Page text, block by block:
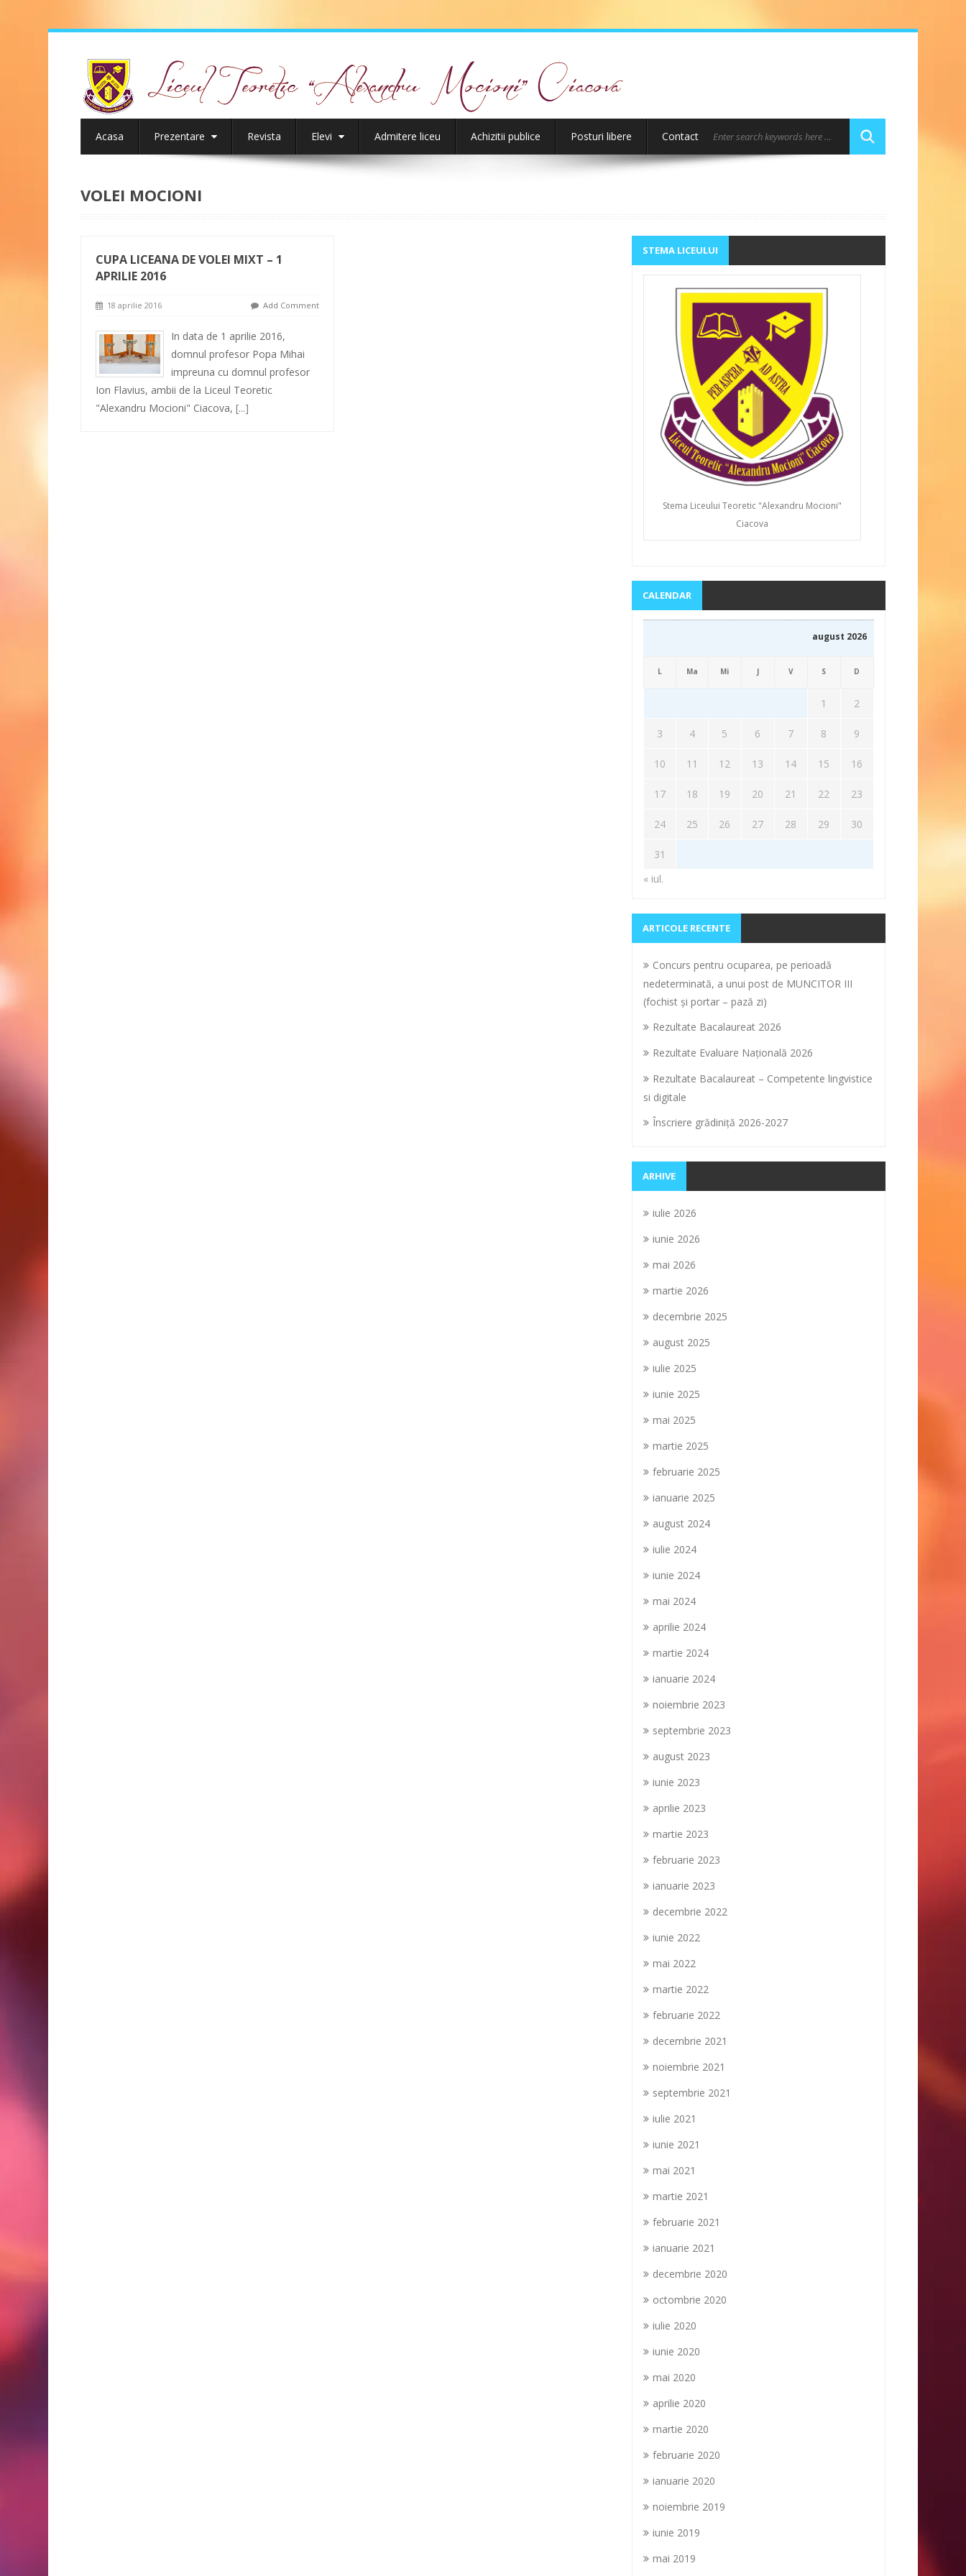
Acasa Prezentare Revista Elevi Admitere liceu Achizitii publice Posturi libere Contact
VOLEI MOCIONI
CUPA LICEANA DE VOLEI MIXT – 1
APRILIE 2016
18 aprilie 2016 Add Comment
In data de 1 aprilie 2016,
domnul profesor Popa Mihai
impreuna cu domnul profesor
Ion Flavius, ambii de la Liceul Teoretic
"Alexandru Mocioni" Ciacova,[...]
STEMA LICEULUI
Stema Liceului Teoretic "Alexandru Mocioni"
Ciacova
CALENDAR
august 2026
L Ma Mi J V S D
1 2
3 4 5 6 7 8 9
10 11 12 13 14 15 16
17 18 19 20 21 22 23
24 25 26 27 28 29 30
31
« iul.
ARTICOLE RECENTE
Concurs pentru ocuparea, pe perioadă
nedeterminată, a unui post de MUNCITOR III
(fochist și portar – pază zi)
Rezultate Bacalaureat 2026
Rezultate Evaluare Naţională 2026
Rezultate Bacalaureat – Competente lingvistice
si digitale
Înscriere grădiniţă 2026-2027
ARHIVE
iulie 2026
iunie 2026
mai 2026
martie 2026
decembrie 2025
august 2025
iulie 2025
iunie 2025
mai 2025
martie 2025
februarie 2025
ianuarie 2025
august 2024
iulie 2024
iunie 2024
mai 2024
aprilie 2024
martie 2024
ianuarie 2024
noiembrie 2023
septembrie 2023
august 2023
iunie 2023
aprilie 2023
martie 2023
februarie 2023
ianuarie 2023
decembrie 2022
iunie 2022
mai 2022
martie 2022
februarie 2022
decembrie 2021
noiembrie 2021
septembrie 2021
iulie 2021
iunie 2021
mai 2021
martie 2021
februarie 2021
ianuarie 2021
decembrie 2020
octombrie 2020
iulie 2020
iunie 2020
mai 2020
aprilie 2020
martie 2020
februarie 2020
ianuarie 2020
noiembrie 2019
iunie 2019
mai 2019